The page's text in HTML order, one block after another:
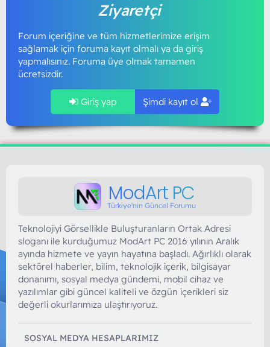
Ziyaretçi
Forum içeriğine ve tüm hizmetlerimize erişim
sağlamak için foruma kayıt olmalı ya da giriş
yapmalısınız. Foruma üye olmak tamamen
ücretsizdir.
Giriş yap Şimdi kayıt ol
ModArt PC
Türkiye'nin Güncel Forumu
Teknolojiyi Görsellikle Buluşturanların Ortak Adresi
sloganı ile kurduğumuz ModArt PC 2016 yılının Aralık
ayında hizmete ve yayın hayatına başladı. Ağırlıklı olarak
sektörel haberler, bilim, teknolojik içerik, bilgisayar
donanımı, sosyal medya gündemi, mobil cihaz ve
yazılımlar gibi güncel kaliteli ve özgün içerikleri siz
değerli okurlarımıza ulaştırıyoruz.
SOSYAL MEDYA HESAPLARIMIZ